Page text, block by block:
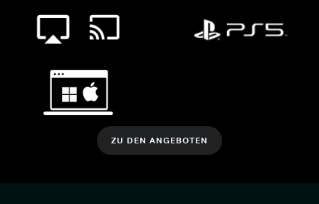
ZU DEN ANGEBOTEN